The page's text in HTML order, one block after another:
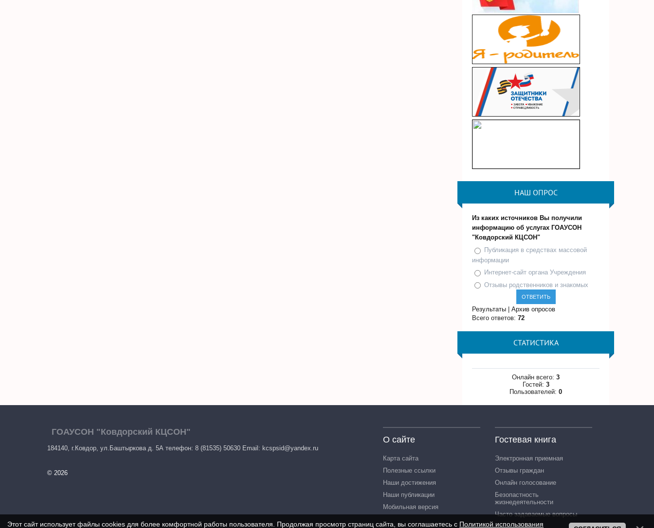
НАШ ОПРОС
Из каких источников Вы получили
информацию об услугах ГОАУСОН
"Ковдорский КЦСОН"
Публикация в средствах массовой
информации
Интернет-сайт органа Учреждения
Отзывы родственников и знакомых
Результаты |Архив опросов
Всего ответов:72
СТАТИСТИКА
Онлайн всего:3
Гостей: 3
Пользователей:0
ГОАУСОН "Ковдорский КЦСОН"
184140, г.Ковдор, ул.Баштыркова д. 5А телефон: 8 (81535) 50630 Email: kcspsid@yandex.ru
© 2026
О сайте
Карта сайта
Полезные ссылки
Наши достижения
Наши публикации
Мобильная версия
Гостевая книга
Электронная приемная
Отзывы граждан
Онлайн голосование
Безопастность
жизнедеятельности
Часто задаваемые вопросы
Этот сайт использует файлы cookies для более комфортной работы пользователя. Продолжая просмотр страниц сайта, вы соглашаетесь с Политикой использования